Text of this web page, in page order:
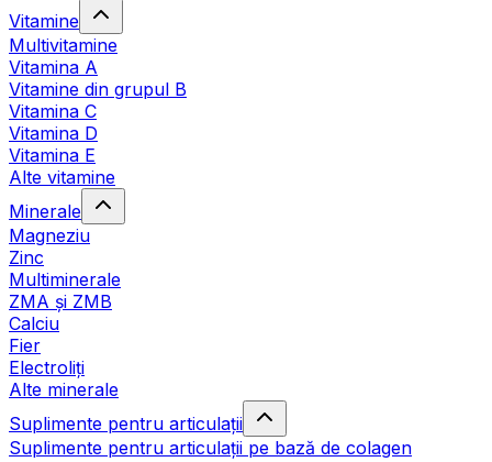
Vitamine
Multivitamine
Vitamina A
Vitamine din grupul B
Vitamina C
Vitamina D
Vitamina E
Alte vitamine
Minerale
Magneziu
Zinc
Multiminerale
ZMA și ZMB
Calciu
Fier
Electroliți
Alte minerale
Suplimente pentru articulații
Suplimente pentru articulații pe bază de colagen